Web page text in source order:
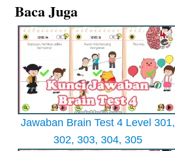
Baca Juga
Jawaban Brain Test 4 Level 301,
302, 303, 304, 305